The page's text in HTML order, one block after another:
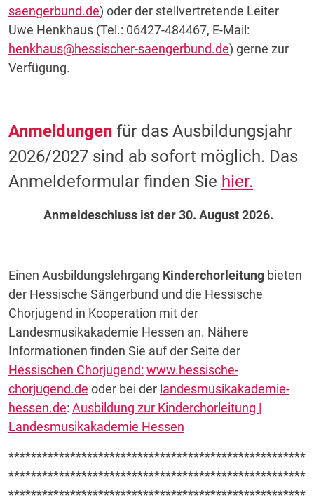
saengerbund.de) oder der stellvertretende Leiter
Uwe Henkhaus (Tel.: 06427-484467, E-Mail:
henkhaus@hessischer-saengerbund.de) gerne zur
Verfügung.
Anmeldungen für das Ausbildungsjahr
2026/2027 sind ab sofort möglich. Das
Anmeldeformular finden Sie hier.
Anmeldeschluss ist der 30. August 2026.
Einen Ausbildungslehrgang Kinderchorleitung bieten
der Hessische Sängerbund und die Hessische
Chorjugend in Kooperation mit der
Landesmusikakademie Hessen an. Nähere
Informationen finden Sie auf der Seite der
Hessischen Chorjugend: www.hessische-
chorjugend.de oder bei der landesmusikakademie-
hessen.de: Ausbildung zur Kinderchorleitung |
Landesmusikakademie Hessen
*****************************************************
*****************************************************
*****************************************************